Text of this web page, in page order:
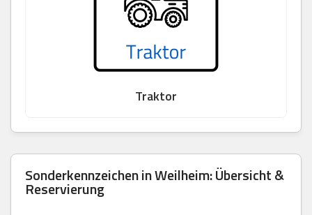
Traktor
Sonderkennzeichen in Weilheim: Übersicht &
Reservierung